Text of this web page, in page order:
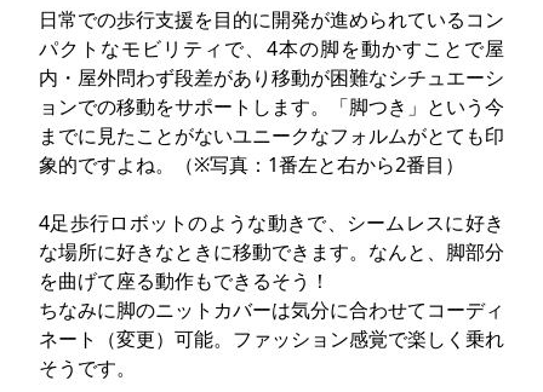
日常での歩行支援を目的に開発が進められているコン
パクトなモビリティで、4本の脚を動かすことで屋
内・屋外問わず段差があり移動が困難なシチュエーシ
ョンでの移動をサポートします。「脚つき」という今
までに見たことがないユニークなフォルムがとても印
象的ですよね。（※写真：1番左と右から2番目）
4足歩行ロボットのような動きで、シームレスに好き
な場所に好きなときに移動できます。なんと、脚部分
を曲げて座る動作もできるそう！
ちなみに脚のニットカバーは気分に合わせてコーディ
ネート（変更）可能。ファッション感覚で楽しく乗れ
そうです。